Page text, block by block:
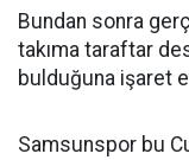
Bundan sonra
takıma taraftar
bulduğuna işaret
Samsunspor bu